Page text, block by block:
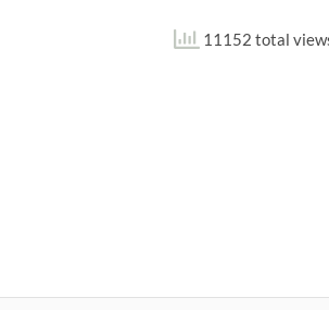
11152 total